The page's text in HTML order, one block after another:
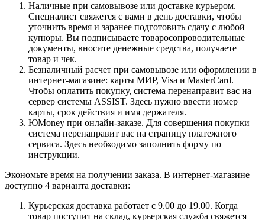
Наличные при самовывозе или доставке курьером.
Специалист свяжется с вами в день доставки, чтобы
уточнить время и заранее подготовить сдачу с любой
купюры. Вы подписываете товаросопроводительные
документы, вносите денежные средства, получаете
товар и чек.
Безналичный расчет при самовывозе или оформлении в
интернет-магазине: карты МИР, Visa и MasterCard.
Чтобы оплатить покупку, система перенаправит вас на
сервер системы ASSIST. Здесь нужно ввести номер
карты, срок действия и имя держателя.
ЮMoney при онлайн-заказе. Для совершения покупки
система перенаправит вас на страницу платежного
сервиса. Здесь необходимо заполнить форму по
инструкции.
Экономьте время на получении заказа. В интернет-магазине
доступно 4 варианта доставки:
Курьерская доставка работает с 9.00 до 19.00. Когда
товар поступит на склад, курьерская служба свяжется